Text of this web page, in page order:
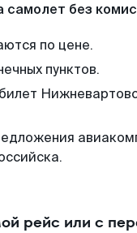
самолет без
по цене.
пунктов.
рейс или с